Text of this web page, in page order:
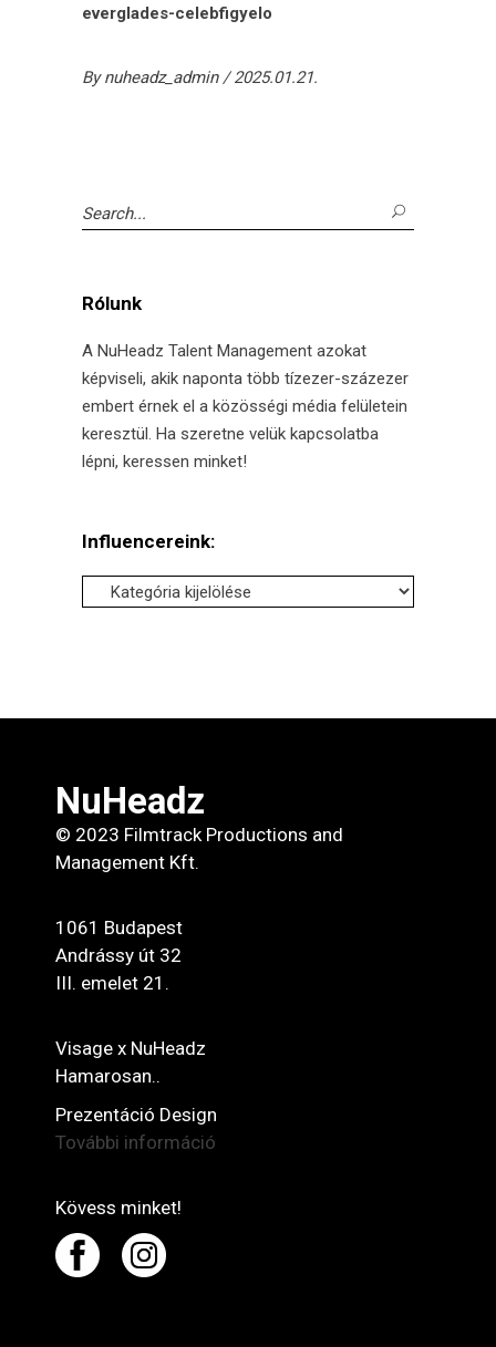
everglades-celebfigyelo
Bynuheadz_admin 2025.01.21.
Search
Rólunk
A NuHeadz Talent Management azokat
képviseli, akik naponta több tízezer-százezer
embert érnek el a közösségi média felületein
keresztül. Ha szeretne velük kapcsolatba
lépni, keressen minket!
Influencereink:
Influencereink:
NuHeadz
© 2023 Filmtrack Productions and
Management Kft.
1061 Budapest
Andrássy út 32
III. emelet 21.
Visage x NuHeadz
Hamarosan..
Prezentáció Design
További információ
Kövess minket!